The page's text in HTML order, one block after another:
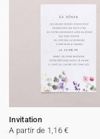
Invitation
A partir de 1,16 €